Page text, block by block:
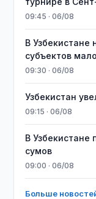
09:45 · 06/08
В Узбекистане
субъектов
09:30 · 06/08
Узбекистан
09:15 · 06/08
В Узбекистане
сумов
09:00 · 06/08
Больше